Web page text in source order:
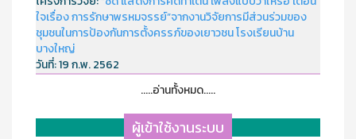
ใจเรื่อง การรักษาพรหมจรรย์”จากงานวิจัยการมีส่วนร่วมของ
ชุมชนในการป้องกันการตั้งครรภ์ของเยาวชน โรงเรียนบ้าน
บางใหญ่
วันที่:19 ก.พ. 2562
.....อ่านทั้งหมด.....
ผู้เข้าใช้งานระบบ